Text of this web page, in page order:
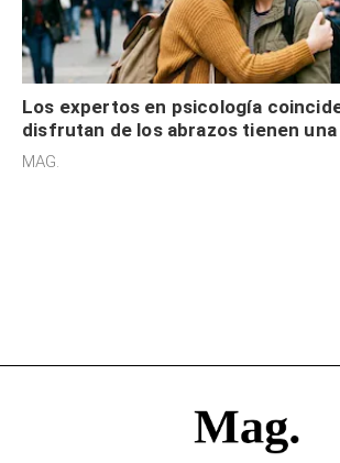
Los expertos en psicología
disfrutan de los abrazos tienen una
sensibilidad a los estímulos físicos
MAG.